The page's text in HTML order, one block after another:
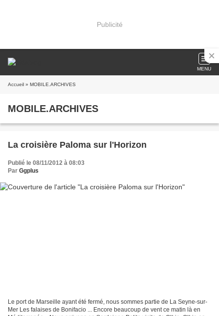
Publicité
MENU
Accueil » MOBILE.ARCHIVES
MOBILE.ARCHIVES
La croisière Paloma sur l'Horizon
Publié le 08/11/2012 à 08:03
Par Ggplus
Le port de Marseille ayant été fermé, nous sommes partie de La Seyne-sur-
Mer Les falaises de Bonifacio ... Encore beaucoup de vent ce matin là en